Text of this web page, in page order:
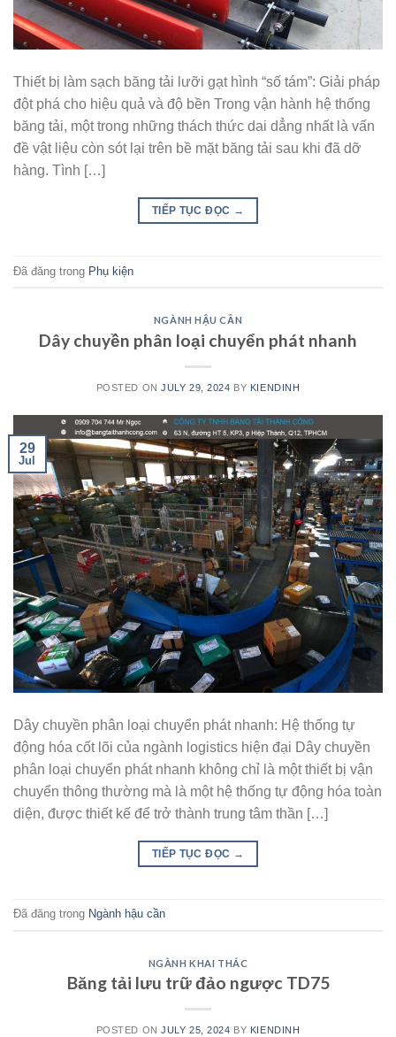
Thiết bị làm sạch băng tải lưỡi gạt hình “số tám”: Giải pháp
đột phá cho hiệu quả và độ bền Trong vận hành hệ thống
băng tải, một trong những thách thức dai dẳng nhất là vấn
đề vật liệu còn sót lại trên bề mặt băng tải sau khi đã dỡ
hàng. Tình […]
TIẾP TỤC ĐỌC →
Đã đăng trong Phụ kiện
NGÀNH HẬU CẦN
Dây chuyền phân loại chuyển phát nhanh
POSTED ONJULY 29, 2024 BY KIENDINH
29
Jul
Dây chuyền phân loại chuyển phát nhanh: Hệ thống tự
động hóa cốt lõi của ngành logistics hiện đại Dây chuyền
phân loại chuyển phát nhanh không chỉ là một thiết bị vận
chuyển thông thường mà là một hệ thống tự động hóa toàn
diện, được thiết kế để trở thành trung tâm thần […]
TIẾP TỤC ĐỌC →
Đã đăng trong Ngành hậu cần
NGÀNH KHAI THÁC
Băng tải lưu trữ đảo ngược TD75
POSTED ONJULY 25, 2024 BY KIENDINH